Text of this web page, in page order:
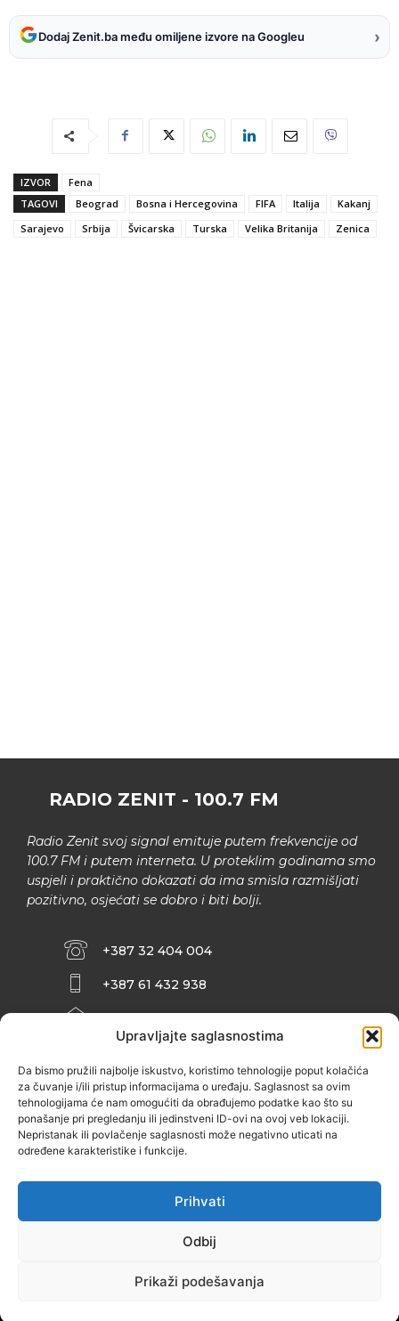
Upravljajte saglasnostima
Da bismo pružili najbolje iskustvo, koristimo tehnologije poput kolačića
za čuvanje i/ili pristup informacijama o uređaju. Saglasnost sa ovim
tehnologijama će nam omogućiti da obrađujemo podatke kao što su
ponašanje pri pregledanju ili jedinstveni ID-ovi na ovoj veb lokaciji.
Nepristanak ili povlačenje saglasnosti može negativno uticati na
određene karakteristike i funkcije.
Prihvati
Odbij
Prikaži podešavanja
Dodaj Zenit.ba među omiljene izvore na Googleu ›
IZVOR
Fena
TAGOVI
Beograd Bosna i Hercegovina FIFA Italija
Kakanj
Sarajevo
Srbija Švicarska Turska Velika Britanija Zenica
RADIO ZENIT - 100.7 FM
Radio Zenit svoj signal emituje putem frekvencije od
100.7 FM i putem interneta. U proteklim godinama smo
uspjeli i praktično dokazati da ima smisla razmišljati
pozitivno, osjećati se dobro i biti bolji.
+387 32 404 004
+387 61 432 938
INFO@ZENIT.BA
ZENIČANKA, 3. SPRAT), 72000 ZENICA